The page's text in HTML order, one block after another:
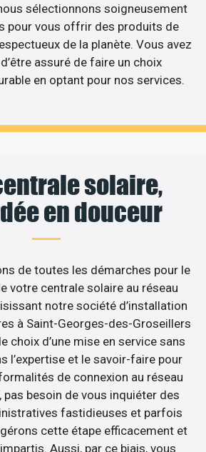
sélectionnons soigneusement
pour vous offrir des produits de
de la planète. Vous avez
assuré de faire un choix
en optant pour nos services.
solaire,
en douceur
de toutes les démarches pour le
votre centrale solaire au réseau
notre société d’installation
à Saint-Georges-des-Groseillers
choix d’une mise en service sans
l’expertise et le savoir-faire pour
de connexion au réseau
pas besoin de vous inquiéter des
fastidieuses et parfois
cette étape efficacement et
Aussi, par ce biais, vous